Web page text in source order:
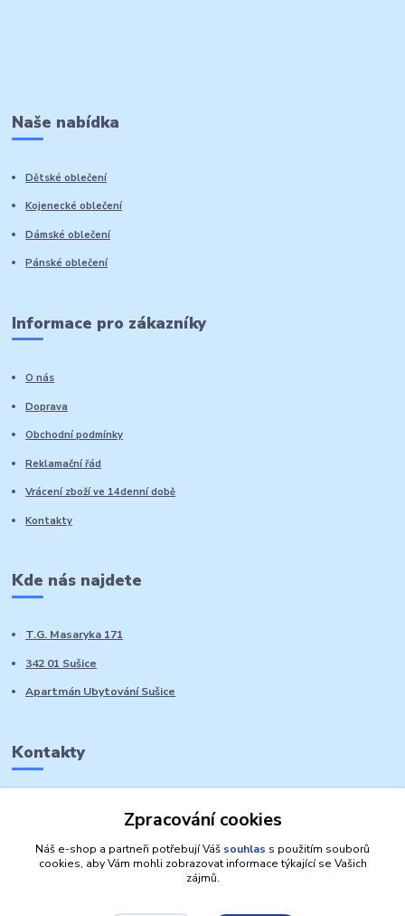
Naše nabídka
Dětské oblečení
Kojenecké oblečení
Dámské oblečení
Pánské oblečení
Informace pro zákazníky
O nás
Doprava
Obchodní podmínky
Reklamační řád
Vrácení zboží ve 14denní době
Kontakty
Kde nás najdete
T.G. Masaryka 171
342 01 Sušice
Apartmán Ubytování Sušice
Kontakty
Zpracování cookies
Náš e-shop a partneři potřebují Váš souhlas s použitím souborů
cookies, aby Vám mohli zobrazovat informace týkající se Vašich
zájmů.